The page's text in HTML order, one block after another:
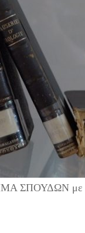
ΣΠΟΥΔΩΝ με